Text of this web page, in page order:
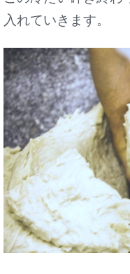
入れていきます。